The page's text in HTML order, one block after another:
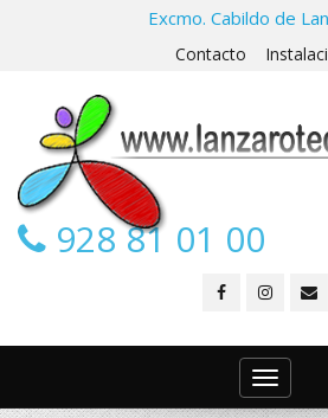
Excmo. Cabildo de
Contacto
928 81 01 00
Toggle